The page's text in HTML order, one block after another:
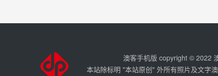
澳客手机版 copyright © 2022
本站除标明 "本站原创" 外所有照片及文字